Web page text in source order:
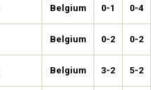
Belgium 0-1 0-4
Belgium 0-2 0-2
Belgium 3-2 5-2